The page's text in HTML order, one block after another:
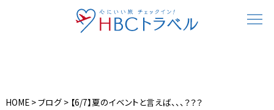
HOME>ブログ> 【6/7】夏のイベントと言えば、、、？？？